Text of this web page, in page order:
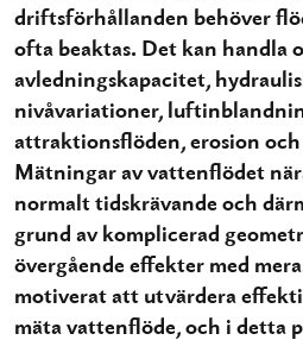
driftsförhållanden behöver
ofta beaktas. Det kan handla
avledningskapacitet,
nivåvariationer,
attraktionsflöden, erosion
Mätningar av vattenflödet
normalt tidskrävande och
grund av komplicerad
övergående effekter med
motiverat att utvärdera
mäta vattenflöde, och i detta